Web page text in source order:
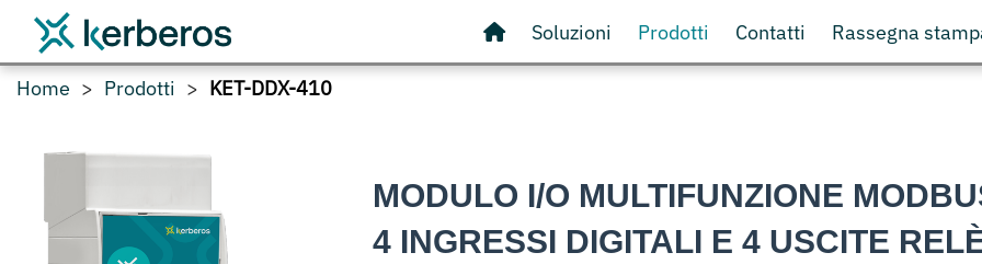
Soluzioni Prodotti Contatti Rassegna
Home Prodotti KET-DDX-410
MODULO I/O MULTIFUNZIONE
4 INGRESSI DIGITALI E 4 USCITE